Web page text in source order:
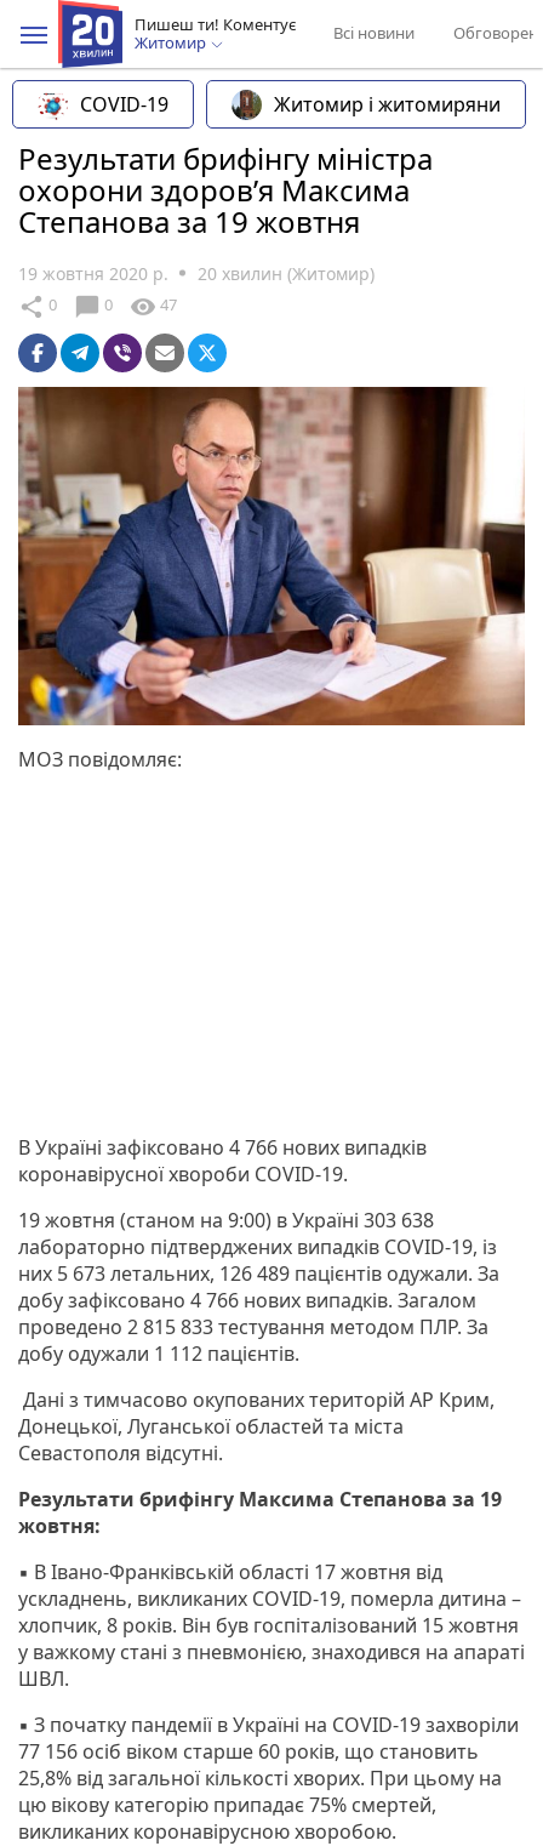
Пишеш ти! Коментує
Житомир
Всі новини
COVID-19 Житомир і житомиряни
Результати брифінгу міністра
охорони здоров’я Максима
Степанова за 19 жовтня
19 жовтня 2020 р. 20 хвилин (Житомир)
share 0 chat_bubble 0 visibility 47
МОЗ повідомляє:
В Україні зафіксовано 4 766 нових випадків
коронавірусної хвороби COVID-19.
19 жовтня (станом на 9:00) в Україні 303 638
лабораторно підтверджених випадків COVID-19, із
них 5 673 летальних, 126 489 пацієнтів одужали. За
добу зафіксовано 4 766 нових випадків. Загалом
проведено 2 815 833 тестування методом ПЛР. За
добу одужали 1 112 пацієнтів.
Дані з тимчасово окупованих територій АР Крим,
Донецької, Луганської областей та міста
Севастополя відсутні.
Результати брифінгу Максима Степанова за 19
жовтня:
▪️ В Івано-Франківській області 17 жовтня від
ускладнень, викликаних COVID-19, померла дитина –
хлопчик, 8 років. Він був госпіталізований 15 жовтня
у важкому стані з пневмонією, знаходився на апараті
ШВЛ.
▪️ З початку пандемії в Україні на COVID-19 захворіли
77 156 осіб віком старше 60 років, що становить
25,8% від загальної кількості хворих. При цьому на
цю вікову категорію припадає 75% смертей,
викликаних коронавірусною хворобою.